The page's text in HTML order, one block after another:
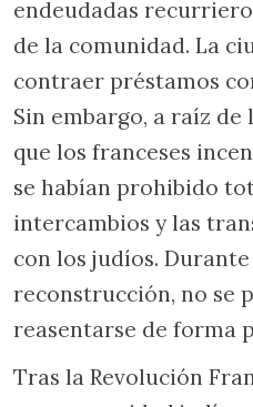
endeudadas
de la comunidad. La
contraer préstamos
Sin embargo, a raíz de
que los franceses
se habían prohibido
intercambios y las
con los judíos.
reconstrucción, no se
reasentarse de forma
Tras la Revolución